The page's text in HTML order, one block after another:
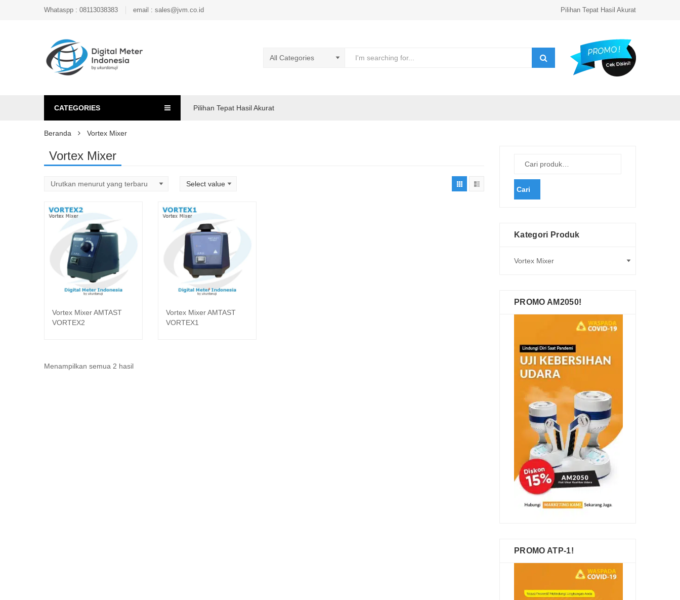
Whataspp : 08113038383 email : sales@jvm.co.id Pilihan Tepat Hasil Akurat
CATEGORIES Pilihan Tepat Hasil Akurat
Beranda Vortex Mixer
Vortex Mixer
Baca selengkapnya
Vortex Mixer AMTAST
VORTEX2
Baca selengkapnya
Vortex Mixer AMTAST
VORTEX1
Menampilkan semua 2 hasilDiurutkan
Cari
Kategori Produk
PROMO AM2050!
PROMO ATP-1!